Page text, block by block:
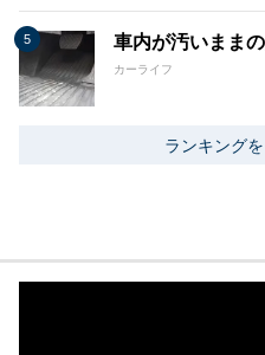
車内が汚いまま
カーライフ
ランキング